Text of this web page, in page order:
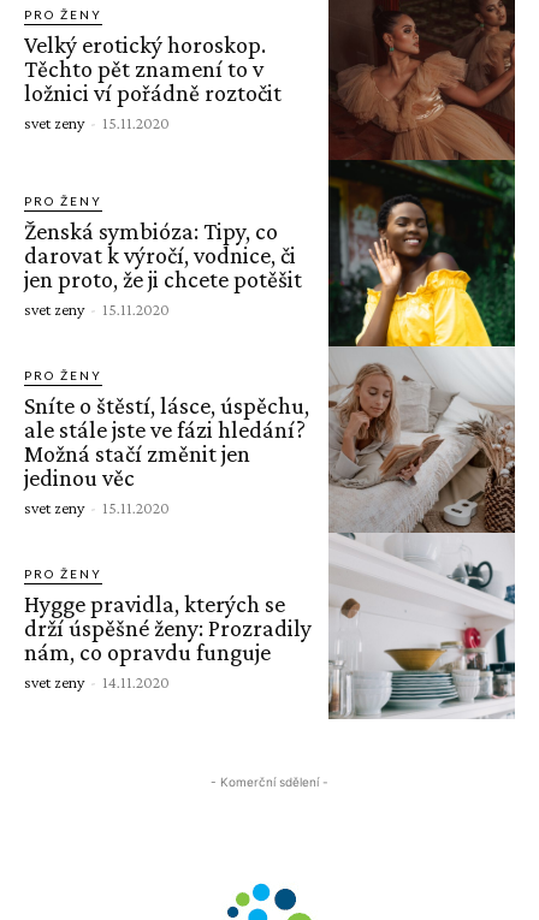
PRO ŽENY
Velký erotický horoskop.
Těchto pět znamení to v
ložnici ví pořádně roztočit
svet zeny - 15.11.2020
PRO ŽENY
Ženská symbióza: Tipy, co
darovat k výročí, vodnice, či
jen proto, že ji chcete potěšit
svet zeny - 15.11.2020
PRO ŽENY
Sníte o štěstí, lásce, úspěchu,
ale stále jste ve fázi hledání?
Možná stačí změnit jen
jedinou věc
svet zeny - 15.11.2020
PRO ŽENY
Hygge pravidla, kterých se
drží úspěšné ženy: Prozradily
nám, co opravdu funguje
svet zeny - 14.11.2020
- Komerční sdělení -